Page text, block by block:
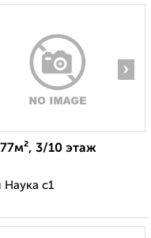
›
3/10 этаж
с1